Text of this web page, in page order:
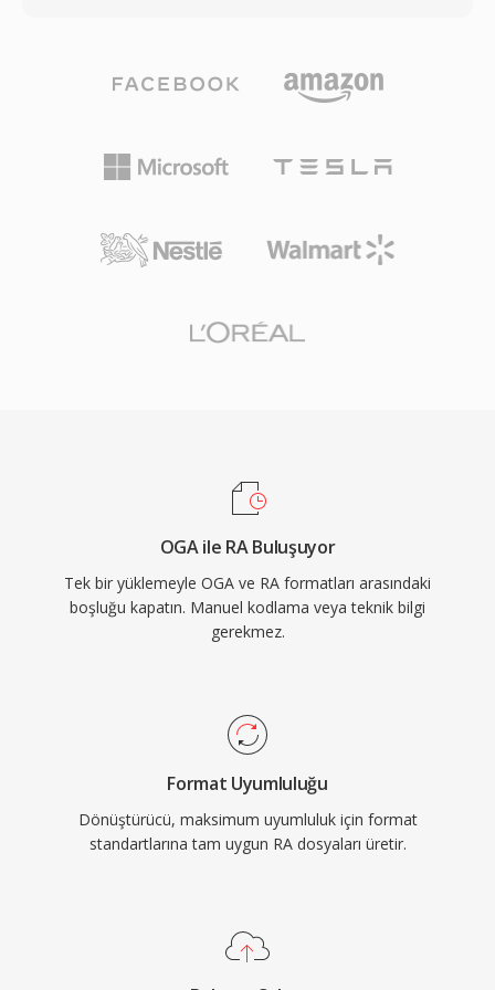
standart bir şekilde etiketlemek için Vorbis
yorum üst verilerini destekler. OGA, Firefox,
masaüstü ortamında yerel olarak oynatılarak
pratik bir seçenek sunar.
boyunca evrilmiştir: erken sürümler 14,4 kbps
kullanırken, sonraki yinelemeler (AAC üzerine
inşa edilen RealAudio 10) CD&#039;ye yakın
değişken bit hızlı kodlamayı, uyarlanabilir çoklu
tasarlanmış ara bellekleme algoritmalarını
katkısı, daha sonra HLS ve DASH gibi
konseptiydi. Modern kodekler tarafından
yerinden edilmiş olsa da erken dönem web
radyosundan geniş RA içerik arşivleri hâlâ
mevcuttur ve güncel cihazlarda oynatım için
OGA ile RA Buluşuyor
Tek bir yüklemeyle OGA ve RA formatları arasındaki
boşluğu kapatın. Manuel kodlama veya teknik bilgi
gerekmez.
Format Uyumluluğu
Dönüştürücü, maksimum uyumluluk için format
standartlarına tam uygun RA dosyaları üretir.